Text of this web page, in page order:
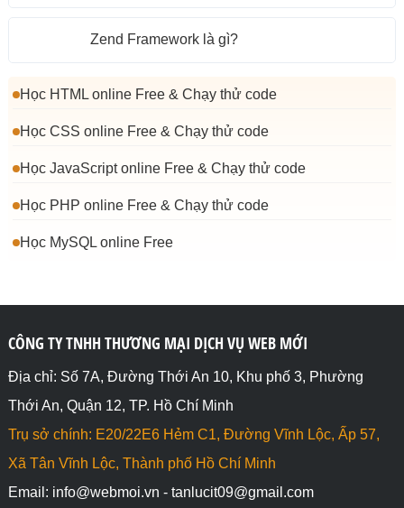
Zend Framework là gì?
Học HTML online Free & Chạy thử code
Học CSS online Free & Chạy thử code
Học JavaScript online Free & Chạy thử code
Học PHP online Free & Chạy thử code
Học MySQL online Free
CÔNG TY TNHH THƯƠNG MẠI DỊCH VỤ WEB MỚI
Địa chỉ: Số 7A, Đường Thới An 10, Khu phố 3, Phường
Thới An, Quận 12, TP. Hồ Chí Minh
Trụ sở chính: E20/22E6 Hẻm C1, Đường Vĩnh Lộc, Ấp 57,
Xã Tân Vĩnh Lộc, Thành phố Hồ Chí Minh
Email: info@webmoi.vn - tanlucit09@gmail.com